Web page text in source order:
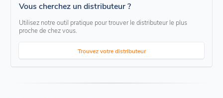
Vous cherchez un distributeur ?
Utilisez notre outil pratique pour trouver le distributeur le plus
proche de chez vous.
Trouvez votre distributeur